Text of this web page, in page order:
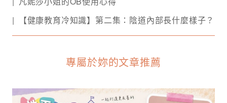
【健康教育冷知識】第二集：陰道內部長什麼樣子？
專屬於妳的文章推薦